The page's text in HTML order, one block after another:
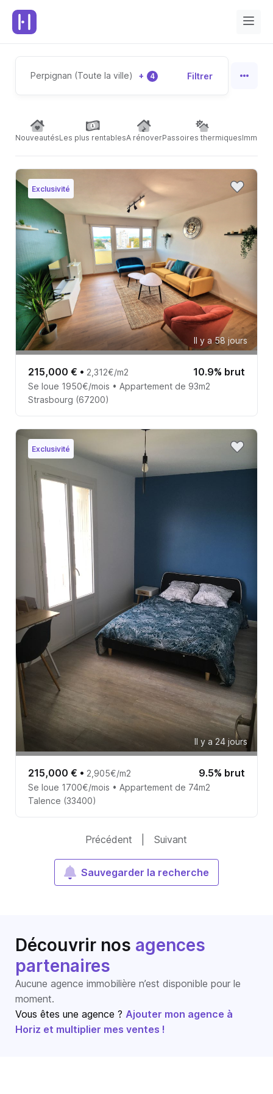
Perpignan (Toute la ville) + 4 Filtrer
NouveautésLes plus rentablesA rénoverPassoires thermiques
Exclusivité
Il y a 58 jours
215,000 € • 2,312€/m2 10.9% brut
Se loue 1950€/mois • Appartement de 93m2
Strasbourg (67200)
Exclusivité
Il y a 24 jours
215,000 € • 2,905€/m2 9.5% brut
Se loue 1700€/mois • Appartement de 74m2
Talence (33400)
Précédent Suivant
Sauvegarder la recherche
Découvrir nos agences
partenaires
Aucune agence immobilière n’est disponible pour le
moment.
Vous êtes une agence ? Ajouter mon agence à
Horiz et multiplier mes ventes !